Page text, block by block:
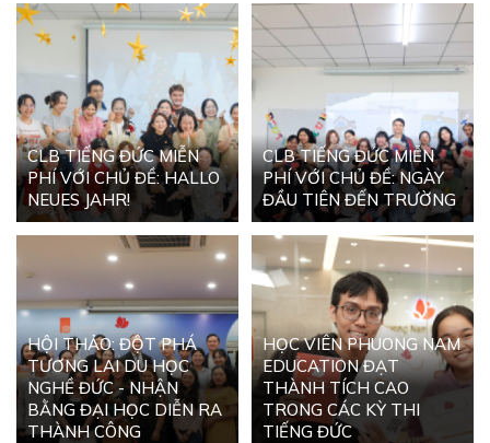
CLB TIẾNG ĐỨC MIỄN
PHÍ VỚI CHỦ ĐỀ: HALLO
NEUES JAHR!
CLB TIẾNG ĐỨC MIỄN
PHÍ VỚI CHỦ ĐỀ: NGÀY
ĐẦU TIÊN ĐẾN TRƯỜNG
HỘI THẢO: ĐỘT PHÁ
TƯƠNG LAI DU HỌC
NGHỀ ĐỨC - NHẬN
BẰNG ĐẠI HỌC DIỄN RA
THÀNH CÔNG
HỌC VIÊN PHUONG NAM
EDUCATION ĐẠT
THÀNH TÍCH CAO
TRONG CÁC KỲ THI
TIẾNG ĐỨC